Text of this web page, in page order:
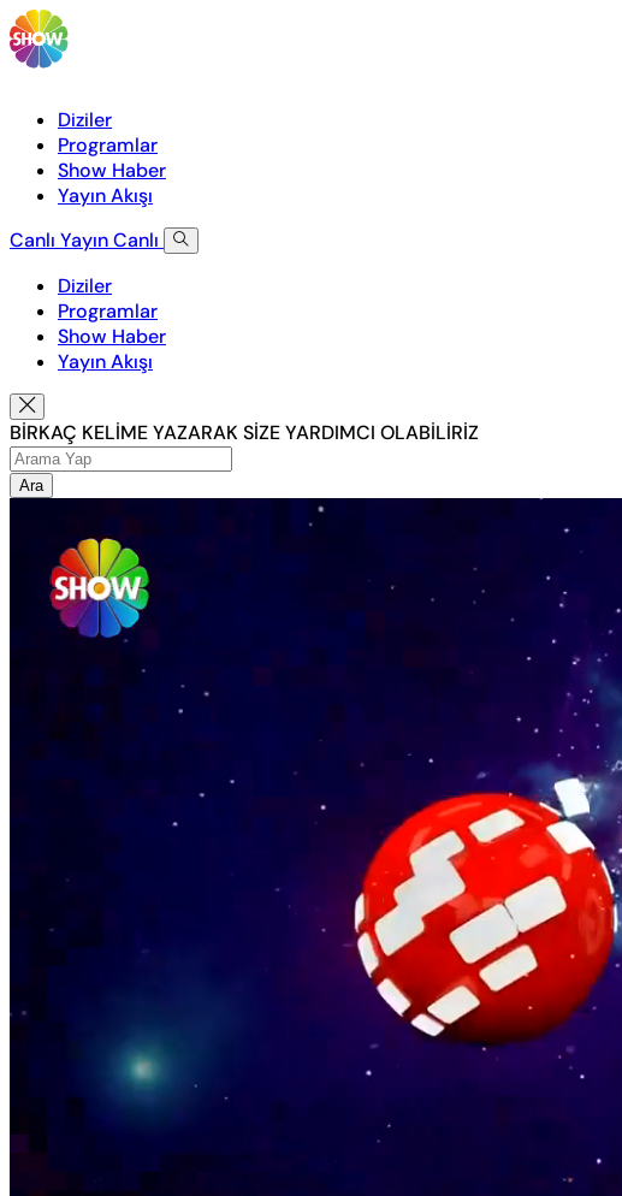
Diziler
Programlar
Show Haber
Yayın Akışı
Canlı YayınCanlı
Diziler
Programlar
Show Haber
Yayın Akışı
BİRKAÇ KELİME YAZARAK SİZE YARDIMCI OLABİLİRİZ
Ara